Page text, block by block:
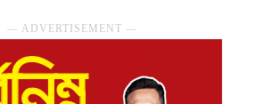
― ADVERTISEMENT ―